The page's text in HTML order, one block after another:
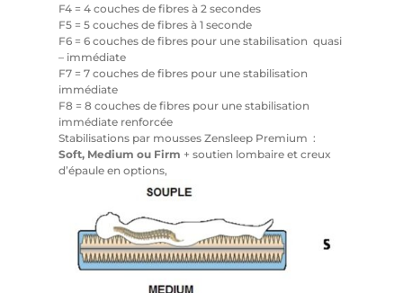
F4 = 4 couches de fibres à 2 secondes
F5 = 5 couches de fibres à 1 seconde
F6 = 6 couches de fibres pour une stabilisation quasi
– immédiate
F7 = 7 couches de fibres pour une stabilisation
immédiate
F8 = 8 couches de fibres pour une stabilisation
immédiate renforcée
Stabilisations par mousses Zensleep Premium :
Soft, Medium ou Firm + soutien lombaire et creux
d’épaule en options,